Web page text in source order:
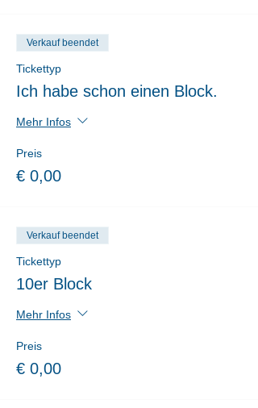
Verkauf beendet
Tickettyp
Ich habe schon einen Block.
Mehr Infos
Preis
€ 0,00
Verkauf beendet
Tickettyp
10er Block
Mehr Infos
Preis
€ 0,00